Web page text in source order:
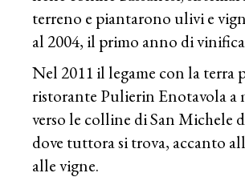
terreno e piantarono ulivi e
al 2004, il primo anno di
Nel 2011 il legame con la terra
ristorante Pulierin Enotavola a
verso le colline di San Michele
dove tuttora si trova, accanto
alle vigne.